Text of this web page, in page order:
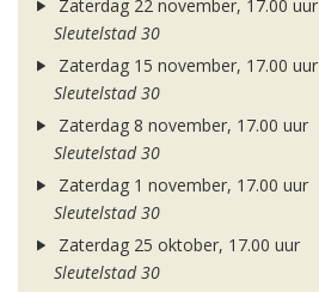
Zaterdag 22 november, 17.00 uur
Sleutelstad 30
Zaterdag 15 november, 17.00 uur
Sleutelstad 30
Zaterdag 8 november, 17.00 uur
Sleutelstad 30
Zaterdag 1 november, 17.00 uur
Sleutelstad 30
Zaterdag 25 oktober, 17.00 uur
Sleutelstad 30